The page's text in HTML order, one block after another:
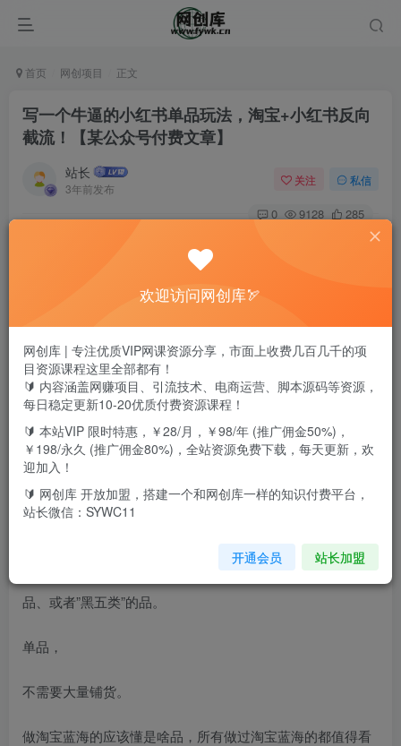
首页 网创项目 正文
写一个牛逼的小红书单品玩法，淘宝+小红书反向
截流！【某公众号付费文章】
站长
3年前发布
关注 私信
0 9128 285
写个牛逼的小红书玩法！
淘宝+小红书反向截流，淘宝基本不用补单。
玩法不是针对低价产品，而是针对的微商产品、功效型的产
品、或者”黑五类”的品。
单品，
不需要大量铺货。
做淘宝蓝海的应该懂是啥品，所有做过淘宝蓝海的都值得看
欢迎访问网创库🏹
网创库 | 专注优质VIP网课资源分享，市面上收费几百几千的项
目资源课程这里全部都有！
🔰 内容涵盖网赚项目、引流技术、电商运营、脚本源码等资源，
每日稳定更新10-20优质付费资源课程！
🔰 本站VIP 限时特惠，￥28/月，￥98/年 (推广佣金50%)，
￥198/永久 (推广佣金80%)，全站资源免费下载，每天更新，欢
迎加入！
🔰 网创库 开放加盟，搭建一个和网创库一样的知识付费平台，
站长微信：SYWC11
开通会员 站长加盟